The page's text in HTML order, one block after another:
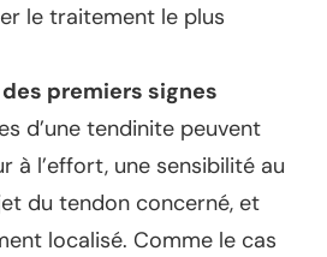
le traitement le plus
premiers signes
d’une tendinite peuvent
à l’effort, une sensibilité au
du tendon concerné, et
localisé. Comme le cas